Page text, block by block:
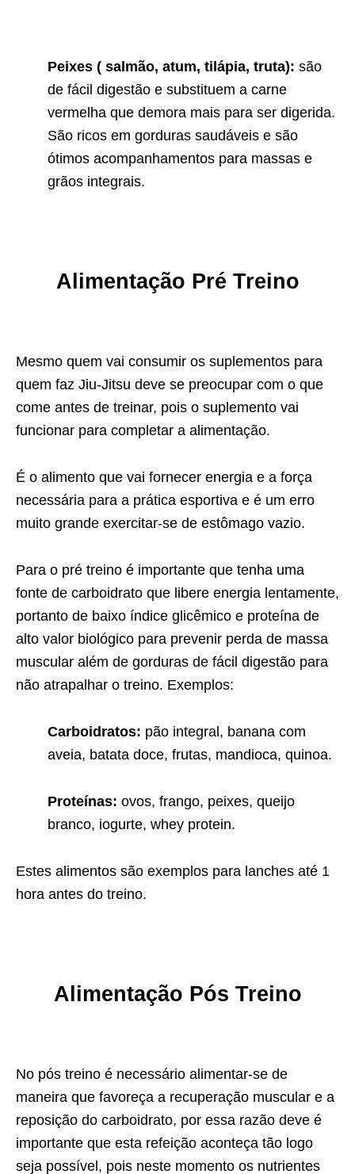
Peixes ( salmão, atum, tilápia, truta): são
de fácil digestão e substituem a carne
vermelha que demora mais para ser digerida.
São ricos em gorduras saudáveis e são
ótimos acompanhamentos para massas e
grãos integrais.
Alimentação Pré Treino
Mesmo quem vai consumir os suplementos para
quem faz Jiu-Jitsu deve se preocupar com o que
come antes de treinar, pois o suplemento vai
funcionar para completar a alimentação.
É o alimento que vai fornecer energia e a força
necessária para a prática esportiva e é um erro
muito grande exercitar-se de estômago vazio.
Para o pré treino é importante que tenha uma
fonte de carboidrato que libere energia lentamente,
portanto de baixo índice glicêmico e proteína de
alto valor biológico para prevenir perda de massa
muscular além de gorduras de fácil digestão para
não atrapalhar o treino. Exemplos:
Carboidratos: pão integral, banana com
aveia, batata doce, frutas, mandioca, quinoa.
Proteínas: ovos, frango, peixes, queijo
branco, iogurte, whey protein.
Estes alimentos são exemplos para lanches até 1
hora antes do treino.
Alimentação Pós Treino
No pós treino é necessário alimentar-se de
maneira que favoreça a recuperação muscular e a
reposição do carboidrato, por essa razão deve é
importante que esta refeição aconteça tão logo
seja possível, pois neste momento os nutrientes